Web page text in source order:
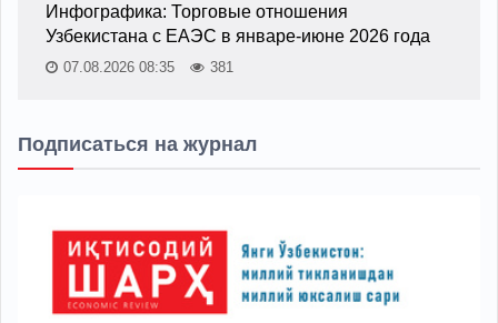
Инфографика: Торговые отношения
Узбекистана с ЕАЭС в январе-июне 2026 года
07.08.2026 08:35 381
Подписаться на журнал